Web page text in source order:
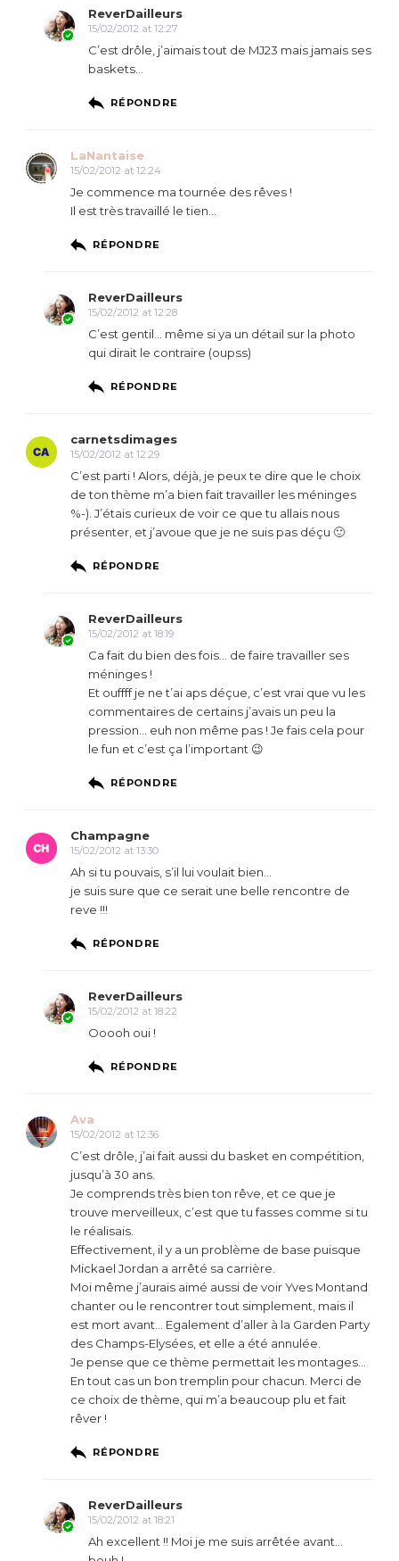
ReverDailleurs
15/02/2012 at 12:27
C’est drôle, j’aimais tout de MJ23 mais jamais ses
baskets…
RÉPONDRE
LaNantaise
15/02/2012 at 12:24
Je commence ma tournée des rêves !
Il est très travaillé le tien…
RÉPONDRE
ReverDailleurs
15/02/2012 at 12:28
C’est gentil… même si ya un détail sur la photo
qui dirait le contraire (oupss)
RÉPONDRE
carnetsdimages
15/02/2012 at 12:29
C’est parti ! Alors, déjà, je peux te dire que le choix
de ton thème m’a bien fait travailler les méninges
%-). J’étais curieux de voir ce que tu allais nous
présenter, et j’avoue que je ne suis pas déçu 🙂
RÉPONDRE
ReverDailleurs
15/02/2012 at 18:19
Ca fait du bien des fois… de faire travailler ses
méninges !
Et ouffff je ne t’ai aps déçue, c’est vrai que vu les
commentaires de certains j’avais un peu la
pression… euh non même pas ! Je fais cela pour
le fun et c’est ça l’important 😉
RÉPONDRE
Champagne
15/02/2012 at 13:30
Ah si tu pouvais, s’il lui voulait bien…
je suis sure que ce serait une belle rencontre de
reve !!!
RÉPONDRE
ReverDailleurs
15/02/2012 at 18:22
Ooooh oui !
RÉPONDRE
Ava
15/02/2012 at 12:36
C’est drôle, j’ai fait aussi du basket en compétition,
jusqu’à 30 ans.
Je comprends très bien ton rêve, et ce que je
trouve merveilleux, c’est que tu fasses comme si tu
le réalisais.
Effectivement, il y a un problème de base puisque
Mickael Jordan a arrêté sa carrière.
Moi même j’aurais aimé aussi de voir Yves Montand
chanter ou le rencontrer tout simplement, mais il
est mort avant… Egalement d’aller à la Garden Party
des Champs-Elysées, et elle a été annulée.
Je pense que ce thème permettait les montages…
En tout cas un bon tremplin pour chacun. Merci de
ce choix de thème, qui m’a beaucoup plu et fait
rêver !
RÉPONDRE
ReverDailleurs
15/02/2012 at 18:21
Ah excellent !! Moi je me suis arrêtée avant…